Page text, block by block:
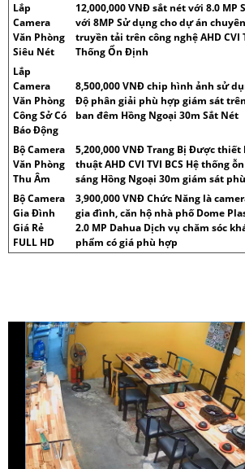
Lắp
Camera
Văn Phòng
Siêu Nét
12,000,000 VNĐ sắt nét với 8.0 MP
với 8MP Sử dụng cho dự án
truyền tải trên công nghệ AHD CVI
Thống Ổn Định
Lắp
Camera
Văn Phòng
Công Sở Có
Báo Động
8,500,000 VNĐ chip hình ảnh sử
Độ phân giải phù hợp giám sát
ban đêm Hồng Ngoại 30m Sắt Nét
Bộ Camera
Văn Phòng
Thu Âm
5,200,000 VNĐ Trang Bị Được
thuật AHD CVI TVI BCS Hệ thống
sáng Hồng Ngoại 30m giám sát
Bộ Camera
Gia Đình
Giá Rẻ
FULL HD
3,900,000 VNĐ Chức Năng là
gia đình, căn hộ nhà phố Dome
2.0 MP Dahua Dịch vụ chăm sóc
phẩm có giá phù hợp